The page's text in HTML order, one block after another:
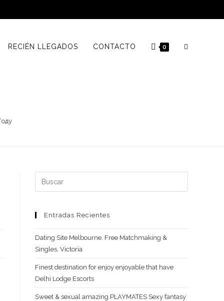
RECIÉN LLEGADOS CONTACTO 0
Buscar:
Entradas Recientes
Dating Site Melbourne. Free Matchmaking &
Singles, Victoria
Finest destination for enjoy enjoyable that have
Delhi Lodge Escorts
Sweet & sexual amazing PLAYMATES Sexy fantasy